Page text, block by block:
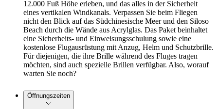
12.000 Fuß Höhe erleben, und das alles in der Sicherheit
eines vertikalen Windkanals. Verpassen Sie beim Fliegen
nicht den Blick auf das Südchinesische Meer und den Siloso
Beach durch die Wände aus Acrylglas. Das Paket beinhaltet
eine Sicherheits- und Einweisungsschulung sowie eine
kostenlose Flugausrüstung mit Anzug, Helm und Schutzbrille.
Für diejenigen, die ihre Brille während des Fluges tragen
möchten, sind auch spezielle Brillen verfügbar. Also, worauf
warten Sie noch?
Öffnungszeiten